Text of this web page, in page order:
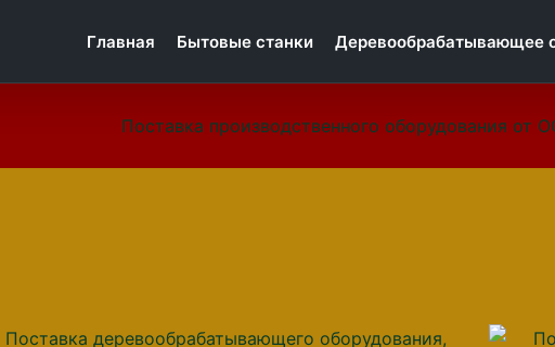
Главная Бытовые станки Деревообрабатывающее
Поставка производственного оборудования от